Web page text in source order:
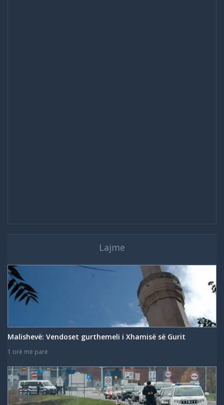
Lajme
Malishevë: Vendoset gurthemeli i Xhamisë së Gurit
1 orë më parë